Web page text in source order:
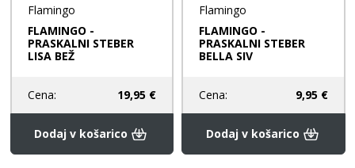
Flamingo
FLAMINGO -
PRASKALNI STEBER
LISA BEŽ
Cena: 19,95 €
Dodaj v košarico
Flamingo
FLAMINGO -
PRASKALNI STEBER
BELLA SIV
Cena: 9,95 €
Dodaj v košarico